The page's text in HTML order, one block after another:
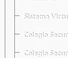
Sistema
Colegio
Colegio